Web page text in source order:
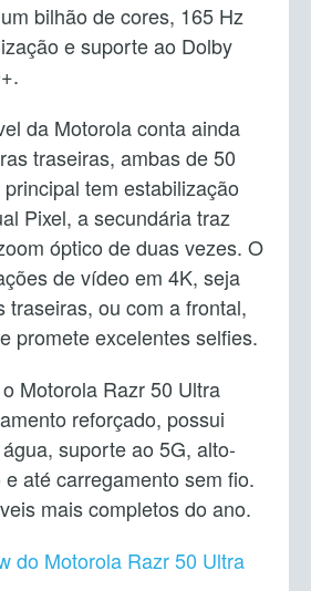
bilhão de cores, 165 Hz
e suporte ao Dolby
da Motorola conta ainda
traseiras, ambas de 50
tem estabilização
Pixel, a secundária traz
óptico de duas vezes. O
de vídeo em 4K, seja
traseiras, ou com a frontal,
promete excelentes selfies.
Motorola Razr 50 Ultra
reforçado, possui
suporte ao 5G, alto-
até carregamento sem fio.
mais completos do ano.
do Motorola Razr 50 Ultra